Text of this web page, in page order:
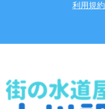
利用規約